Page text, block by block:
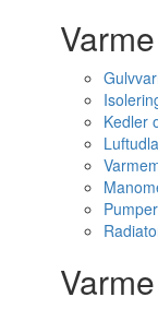
Kedler
Pumper